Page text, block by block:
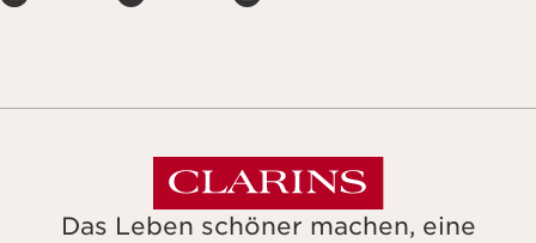
Das Leben schöner machen, eine